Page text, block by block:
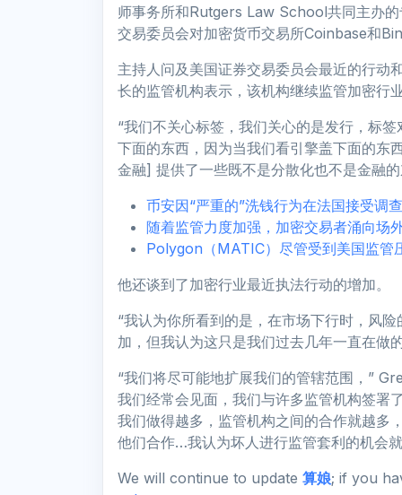
师事务所和Rutgers Law School共同主办
交易委员会对加密货币交易所Coinbase和
主持人问及美国证券交易委员会最近的行动
长的监管机构表示，该机构继续监管加密行
“我们不关心标签，我们关心的是发行，标
下面的东西，因为当我们看引擎盖下面的
金融] 提供了一些既不是分散化也不是金融
币安因“严重的”洗钱行为在法国接受调查
随着监管力度加强，加密交易者涌向场
Polygon（MATIC）尽管受到美国监管
他还谈到了加密行业最近执法行动的增加。
“我认为你所看到的是，在市场下行时，风
加，但我认为这只是我们过去几年一直在做的
“我们将尽可能地扩展我们的管辖范围，”
我们经常会见面，我们与许多监管机构签署
我们做得越多，监管机构之间的合作就越
他们合作…我认为坏人进行监管套利的机会
We will continue to update 算娘; if you